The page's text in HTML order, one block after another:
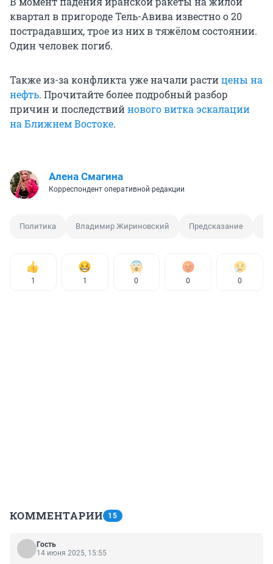
квартал в пригороде Тель-Авива известно о 20
пострадавших, трое из них в тяжёлом состоянии.
Один человек погиб.
Также из-за конфликта уже начали растицены на
нефть. Прочитайте более подробный разбор
причин и последствийнового витка эскалации
на Ближнем Востоке.
Алена Смагина
Корреспондент оперативной редакции
Политика Владимир Жириновский Предсказание
1 1 0 0 0
КОММЕНТАРИИ 15
Гость
14 июня 2025, 15:55